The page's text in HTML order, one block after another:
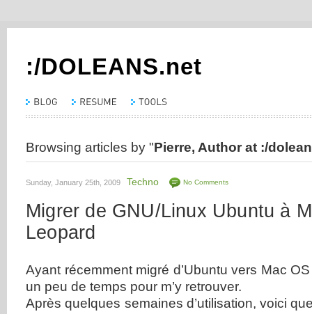
:/DOLEANS.net
Browsing articles by "Pierre, Author at :/
Sunday, January 25th, 2009 Techno No Comments
Migrer de GNU/Linux Ubuntu à
Leopard
Ayant récemment migré d’Ubuntu vers Mac
un peu de temps pour m’y retrouver.
Après quelques semaines d’utilisation, voici